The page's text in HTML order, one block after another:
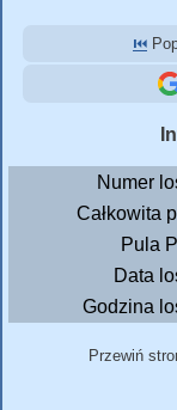
⏮️
Numer
Całkowita
Pula
Data
Godzina
Przewiń